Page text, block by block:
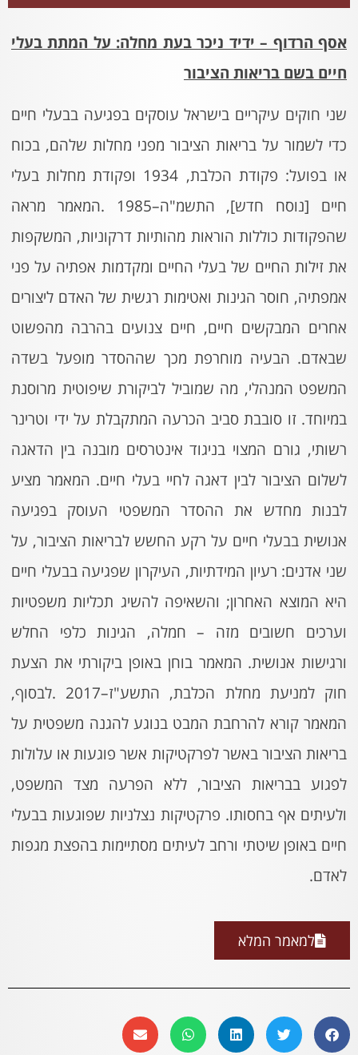
אסף הרדוף – ידיד ניכר בעת מחלה: על המתת בעלי
חיים בשם בריאות הציבור
שני חוקים עיקריים בישראל עוסקים בפגיעה בבעלי חיים
כדי לשמור על בריאות הציבור מפני מחלות שלהם, בכוח
או בפועל: פקודת הכלבת, 1934 ופקודת מחלות בעלי
חיים [נוסח חדש], התשמ"ה–1985 .המאמר מראה
שהפקודות כוללות הוראות מהותיות דרקוניות, המשקפות
את זילות החיים של בעלי החיים ומקדמות אפתיה על פני
אמפתיה, חוסר הגינות ואטימות רגשית של האדם ליצורים
אחרים המבקשים חיים, חיים צנועים בהרבה מהפשוט
שבאדם. הבעיה מוחרפת מכך שההסדר מופעל בשדה
המשפט המנהלי, מה שמוביל לביקורת שיפוטית מרוסנת
במיוחד. זו סובבת סביב הכרעה המתקבלת על ידי וטרינר
רשותי, גורם המצוי בניגוד אינטרסים מובנה בין הדאגה
לשלום הציבור לבין דאגה לחיי בעלי חיים. המאמר מציע
לבנות מחדש את ההסדר המשפטי העוסק בפגיעה
אנושית בבעלי חיים על רקע החשש לבריאות הציבור, על
שני אדנים: רעיון המידתיות, העיקרון שפגיעה בבעלי חיים
היא המוצא האחרון; והשאיפה להשיג תכליות משפטיות
וערכים חשובים מזה – חמלה, הגינות כלפי החלש
ורגישות אנושית. המאמר בוחן באופן ביקורתי את הצעת
חוק למניעת מחלת הכלבת, התשע"ז–2017 .לבסוף,
המאמר קורא להרחבת המבט בנוגע להגנה משפטית על
בריאות הציבור באשר לפרקטיקות אשר פוגעות או עלולות
לפגוע בבריאות הציבור, ללא הפרעה מצד המשפט,
ולעיתים אף בחסותו. פרקטיקות נצלניות שפוגעות בבעלי
חיים באופן שיטתי ורחב לעיתים מסתיימות בהפצת מגפות
לאדם.
למאמר המלא